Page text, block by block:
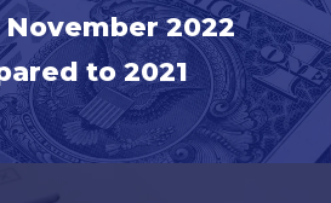
November 2022
to 2021